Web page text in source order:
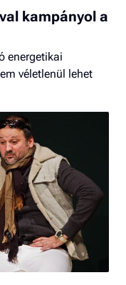
kampányol a
energetikai
véletlenül lehet